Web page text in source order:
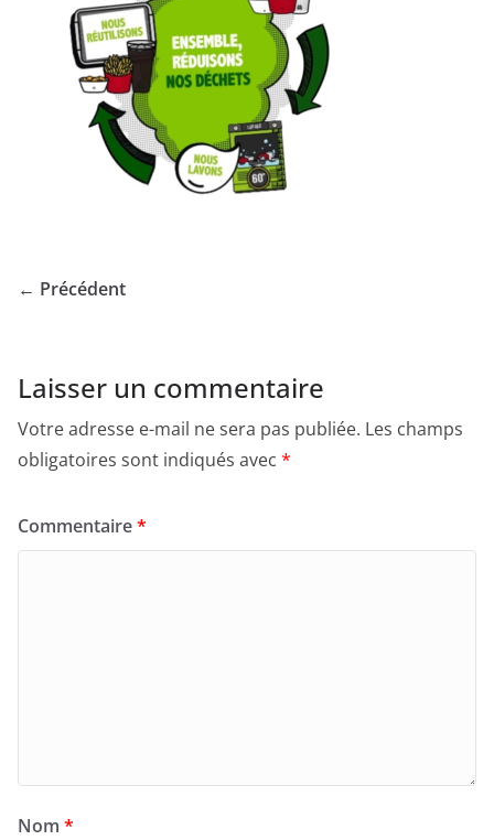
← Précédent
Laisser un commentaire
Votre adresse e-mail ne sera pas publiée. Les champs
obligatoires sont indiqués avec *
Commentaire*
Nom *